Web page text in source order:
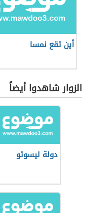
أين تقع نمسا
الزوار شاهدوا أيضاً
دولة ليسوتو